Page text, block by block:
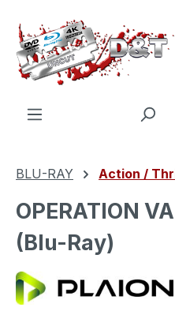
Zum Hauptinhalt springen
BLU-RAY Action /
OPERATION
(Blu-Ray)